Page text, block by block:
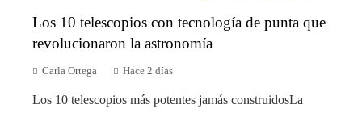
Los 10 telescopios con tecnología de punta que
revolucionaron la astronomía
Carla Ortega Hace 2 días
Los 10 telescopios más potentes jamás construidosLa